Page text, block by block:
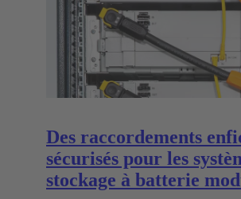
Des raccordements
sécurisés pour les
stockage à batterie